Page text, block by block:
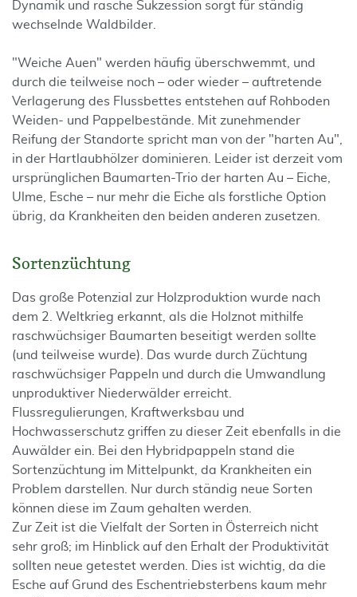
Dynamik und rasche Sukzession sorgt für ständig
wechselnde Waldbilder.
"Weiche Auen" werden häufig überschwemmt, und
durch die teilweise noch – oder wieder – auftretende
Verlagerung des Flussbettes entstehen auf Rohboden
Weiden- und Pappelbestände. Mit zunehmender
Reifung der Standorte spricht man von der "harten Au",
in der Hartlaubhölzer dominieren. Leider ist derzeit vom
ursprünglichen Baumarten-Trio der harten Au – Eiche,
Ulme, Esche – nur mehr die Eiche als forstliche Option
übrig, da Krankheiten den beiden anderen zusetzen.
Sortenzüchtung
Das große Potenzial zur Holzproduktion wurde nach
dem 2. Weltkrieg erkannt, als die Holznot mithilfe
raschwüchsiger Baumarten beseitigt werden sollte
(und teilweise wurde). Das wurde durch Züchtung
raschwüchsiger Pappeln und durch die Umwandlung
unproduktiver Niederwälder erreicht.
Flussregulierungen, Kraftwerksbau und
Hochwasserschutz griffen zu dieser Zeit ebenfalls in die
Auwälder ein. Bei den Hybridpappeln stand die
Sortenzüchtung im Mittelpunkt, da Krankheiten ein
Problem darstellen. Nur durch ständig neue Sorten
können diese im Zaum gehalten werden.
Zur Zeit ist die Vielfalt der Sorten in Österreich nicht
sehr groß; im Hinblick auf den Erhalt der Produktivität
sollten neue getestet werden. Dies ist wichtig, da die
Esche auf Grund des Eschentriebsterbens kaum mehr